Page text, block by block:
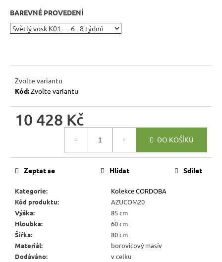
BAREVNÉ PROVEDENÍ
Zvolte variantu
Kód:Zvolte variantu
10 428 Kč
DO KOŠÍKU
Kategorie:
Kolekce CORDOBA
Kód produktu:
AZUCOM20
Výška:
85 cm
Hloubka:
60 cm
Šířka:
80 cm
Materiál:
borovicový masív
Dodáváno:
v celku
Zeptat se Hlídat Sdílet
j
e
RUSTIKÁLNÍ
LAVICE
HOME
BAX25
6
Kč
720
Kč